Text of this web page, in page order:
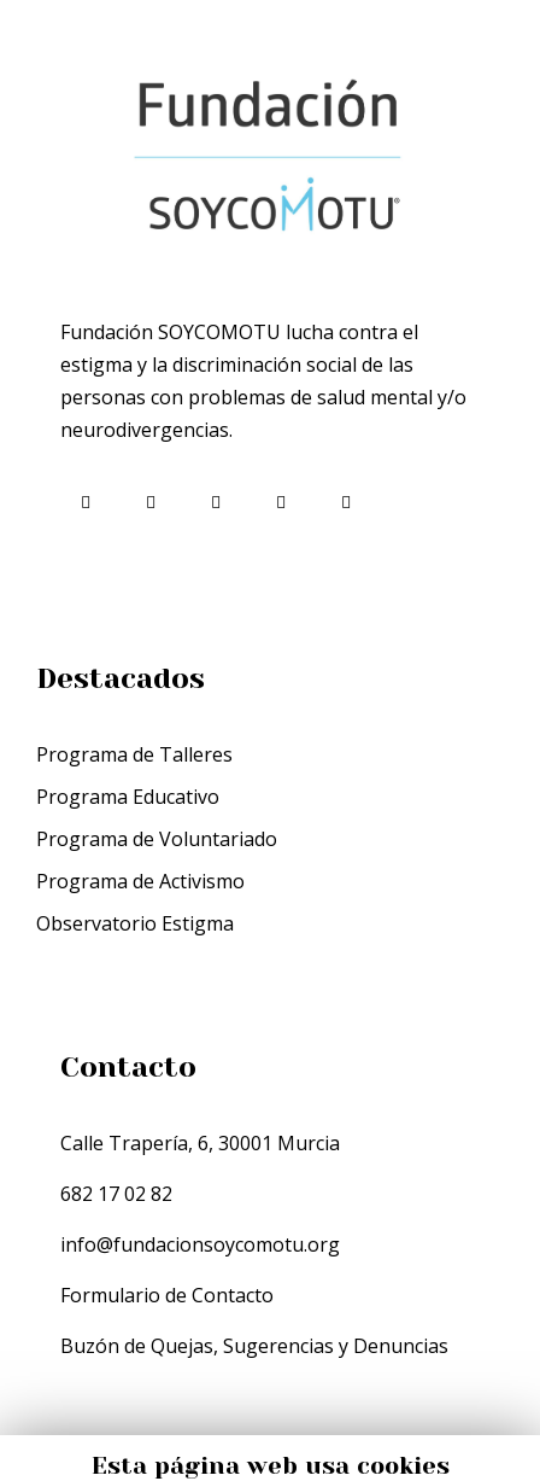
Fundación SOYCOMOTU lucha contra el
estigma y la discriminación social de las
personas con problemas de salud mental y/o
neurodivergencias.
Destacados
Programa de Talleres
Programa Educativo
Programa de Voluntariado
Programa de Activismo
Observatorio Estigma
Contacto
Calle Trapería, 6, 30001 Murcia
682 17 02 82
info@fundacionsoycomotu.org
Formulario de Contacto
Buzón de Quejas, Sugerencias y Denuncias
Esta página web usa cookies